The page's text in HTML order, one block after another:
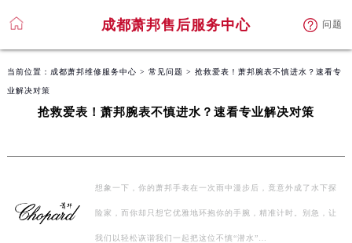
成都萧邦售后服务中心 问题
当前位置： 成都萧邦维修服务中心 > 常见问题 > 抢救爱表！萧邦腕表不慎进水？速看专
业解决对策
抢救爱表！萧邦腕表不慎进水？速看专业解决对策
想象一下，你的萧邦手表在一次雨中漫步后，竟意外成了水下探
险家，而你却只想它优雅地环抱你的手腕，精准计时。别急，让
我们以轻松诙谐我们一起把这位不慎“潜水”…